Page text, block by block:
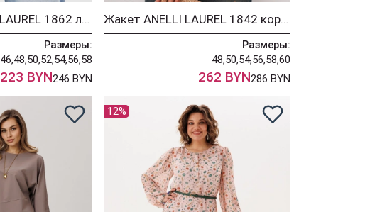
Рубашка ANELLI LAUREL 1862 лаванда бант
Размеры:
46,48,50,52,54,56,58
223 BYN246 BYN
Жакет ANELLI LAUREL 1842 коричневый сирин
Размеры:
48,50,54,56,58,60
262 BYN286 BYN
12%